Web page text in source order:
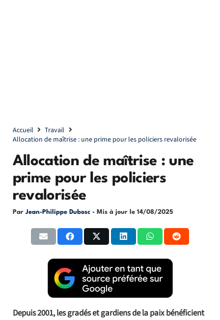
Accueil
Travail
Allocation de maîtrise : une prime pour les policiers revalorisée
Allocation de maîtrise : une
prime pour les policiers
revalorisée
Par Jean-Philippe Dubosc - Mis à jour le 14/08/2025
Depuis 2001, les gradés et gardiens de la paix bénéficient